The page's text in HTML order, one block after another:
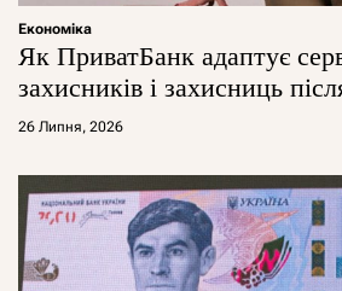
Економіка
Як ПриватБанк адаптує
захисників і захисниць
26 Липня, 2026